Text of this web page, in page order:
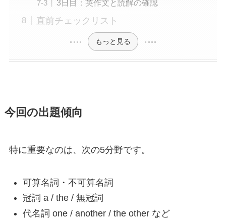
3日目：英作文と読解の確認
直前チェックリスト
もっと見る
今回の出題傾向
特に重要なのは、次の5分野です。
可算名詞・不可算名詞
冠詞 a / the / 無冠詞
代名詞 one / another / the other など